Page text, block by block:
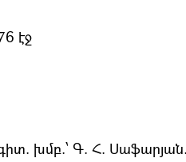
էջ
խմբ.՝ Գ. Հ. Սաֆարյան.-